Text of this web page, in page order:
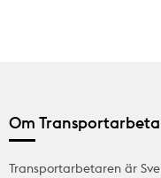
Om
Transportarbetaren är